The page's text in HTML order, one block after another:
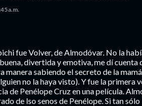
a.m.
fue Volver, de Almodóvar. No la
divertida y emotiva, me dí cuenta
manera sabiendo el secreto de la
no la haya visto). Y fue la primera
de Penélope Cruz en una película.
de lso senos de Penélope. Si tan sólo